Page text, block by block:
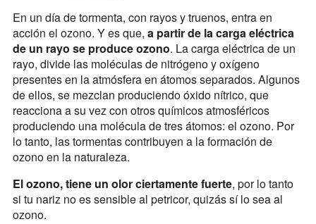
En un día de tormenta, con rayos y truenos, entra en
acción el ozono. Y es que, a partir de la carga eléctrica
de un rayo se produce ozono. La carga eléctrica de un
rayo, divide las moléculas de nitrógeno y oxígeno
presentes en la atmósfera en átomos separados. Algunos
de ellos, se mezclan produciendo óxido nítrico, que
reacciona a su vez con otros químicos atmosféricos
produciendo una molécula de tres átomos: el ozono. Por
lo tanto, las tormentas contribuyen a la formación de
ozono en la naturaleza.
El ozono, tiene un olor ciertamente fuerte, por lo tanto
si tu nariz no es sensible al petricor, quizás sí lo sea al
ozono.